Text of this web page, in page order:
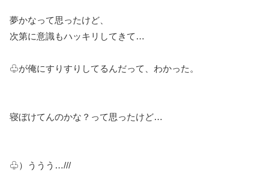
夢かなって思ったけど、
次第に意識もハッキリしてきて…
♧が俺にすりすりしてるんだって、わかった。
寝ぼけてんのかな？って思ったけど…
♧）ううう…///